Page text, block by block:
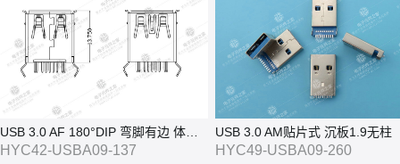
HYC42-USBA09-137
USB 3.0 AM贴片式 沉板1.9无柱
HYC49-USBA09-260